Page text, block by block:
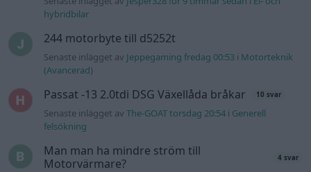
hybridbilar
244 motorbyte till d5252t
Senaste inlägget av Jeppegaming fredag 00:53 i Motorteknik
(Avancerad)
Passat -13 2.0tdi DSG Växellåda bråkar 10 svar
Senaste inlägget avThe-GOAT torsdag 20:54 i Generell
felsökning
Man man ha mindre ström till
Motorvärmare?
4 svar